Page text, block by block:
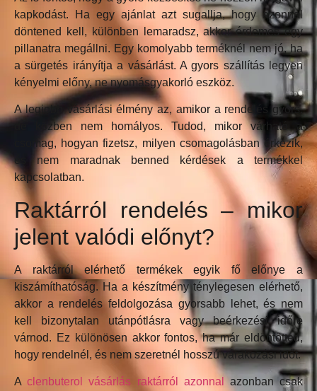
kapkodást. Ha egy ajánlat azt sugallja, hogy azonnal
döntened kell, különben lemaradsz, akkor érdemes egy
pillanatra megállni. Egy komolyabb terméknél nem jó, ha
a sürgetés irányítja a vásárlást. A gyors szállítás legyen
kényelmi előny, ne nyomásgyakorló eszköz.
A legjobb vásárlási élmény az, amikor a rendelés gyors,
de közben nem homályos. Tudod, mikor várható a
csomag, hogyan fizetsz, milyen csomagolásban érkezik,
és nem maradnak benned kérdések a termékkel
kapcsolatban.
Raktárról rendelés – mikor
jelent valódi előnyt?
A raktárról elérhető termékek egyik fő előnye a
kiszámíthatóság. Ha a készítmény ténylegesen elérhető,
akkor a rendelés feldolgozása gyorsabb lehet, és nem
kell bizonytalan utánpótlásra vagy beérkezési időre
várnod. Ez különösen akkor fontos, ha már eldöntötted,
hogy rendelnél, és nem szeretnél hosszú várakozási időt.
Aclenbuterol vásárlás raktárról azonnalazonban csak